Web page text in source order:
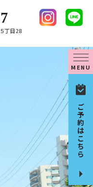
丁目28
MENU
ご
予
約
は
こ
ち
ら